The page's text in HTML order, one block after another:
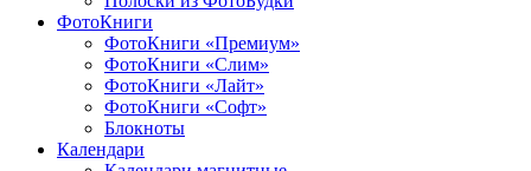
ФотоКниги
ФотоКниги «Премиум»
ФотоКниги «Слим»
ФотоКниги «Лайт»
ФотоКниги «Софт»
Блокноты
Календари